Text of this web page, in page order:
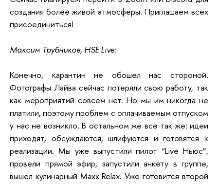
создания более живой атмосферы. Приглашаем всех
присоединиться!
Максим Трубников, HSE Live:
Конечно, карантин не обошел нас стороной.
Фотографы Лайва сейчас потеряли свою работу, так
как мероприятий совсем нет. Но мы им никогда не
платили, поэтому проблем с оплачиваемым отпуском
у нас не возникло. В остальном же всё так же: идеи
приходят, обсуждаются, шлифуются и готовятся к
реализации. Мы уже выпустили пилот “Live Ньюс”,
провели прямой эфир, запустили анкету в группе,
вышел кулинарный Maxx Relax. Уже готовится второй